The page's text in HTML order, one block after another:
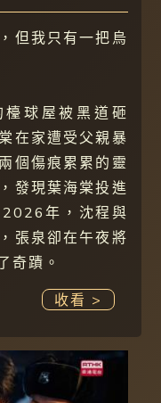
但我只有一把烏
球屋被黑道砸
在家遭受父親暴
個傷痕累累的靈
發現葉海棠投進
年，沈程與
張泉卻在午夜將
奇蹟。
收看 >